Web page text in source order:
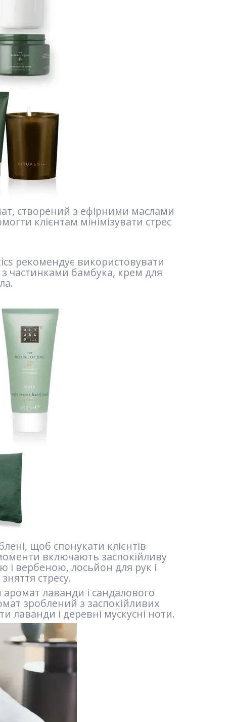
створений з ефірними маслами
клієнтам мінімізувати стрес
рекомендує використовувати
частинками бамбука, крем для
щоб спонукати клієнтів
включають заспокійливу
і вербеною, лосьйон для рук і
стресу.
лаванди і сандалового
зроблений з заспокійливих
лаванди і деревні мускусні ноти.